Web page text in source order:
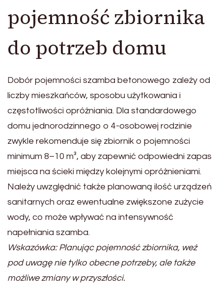
pojemność zbiornika
do potrzeb domu
Dobór pojemności szamba betonowego zależy od
liczby mieszkańców, sposobu użytkowania i
częstotliwości opróżniania. Dla standardowego
domu jednorodzinnego o 4-osobowej rodzinie
zwykle rekomenduje się zbiornik o pojemności
minimum 8–10 m³, aby zapewnić odpowiedni zapas
miejsca na ścieki między kolejnymi opróżnieniami.
Należy uwzględnić także planowaną ilość urządzeń
sanitarnych oraz ewentualne zwiększone zużycie
wody, co może wpływać na intensywność
napełniania szamba.
Wskazówka: Planując pojemność zbiornika, weź
pod uwagę nie tylko obecne potrzeby, ale także
możliwe zmiany w przyszłości.